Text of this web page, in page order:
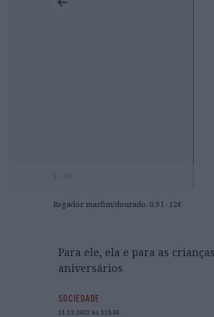
1 / 50
Regador, marfim/dourado, 0.9 l - 12€
Para ele, ela e para as
aniversários
SOCIEDADE
11.12.2022 às 11h36